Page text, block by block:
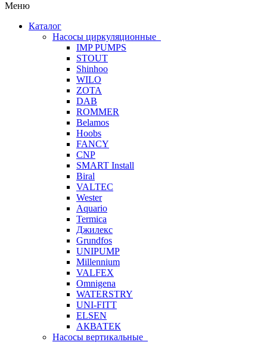
Меню
Каталог
Насосы циркуляционные
IMP PUMPS
STOUT
Shinhoo
WILO
ZOTA
DAB
ROMMER
Belamos
Hoobs
FANCY
CNP
SMART Install
Biral
VALTEC
Wester
Aquario
Termica
Джилекс
Grundfos
UNIPUMP
Millennium
VALFEX
Omnigena
WATERSTRY
UNI-FITT
ELSEN
АКВАТЕК
Насосы вертикальные